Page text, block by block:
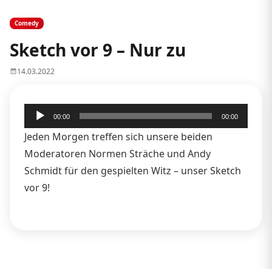
Comedy
Sketch vor 9 – Nur zu
14.03.2022
Audio-
Player
00:00 00:00
Jeden Morgen treffen sich unsere beiden
Moderatoren Normen Sträche und Andy
Schmidt für den gespielten Witz – unser Sketch
vor 9!